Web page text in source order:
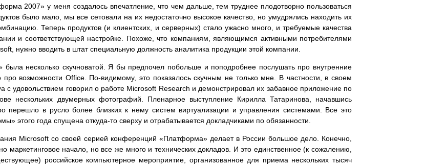
2007» у меня создалось впечатление, что чем дальше, тем труднее плодотворно пользоваться
было мало, мы все сетовали на их недостаточно высокое качество, но умудрялись находить их
Теперь продуктов (и клиентских, и серверных) стало ужасно много, и требуемые качества
и соответствующей настройке. Похоже, что компаниям, являющимся активными потребителями
нужно вводить в штат специальную должность аналитика продукции этой компании.
несколько скучноватой. Я бы предпочел побольше и поподробнее послушать про внутренние
возможности Office. По-видимому, это показалось скучным не только мне. В частности, в своем
удовольствием говорил о работе Microsoft Research и демонстрировал их забавное приложение по
нескольких двумерных фотографий. Пленарное выступление Кирилла Татаринова, начавшись
перешло в русло более близких к нему систем виртуализации и управления системами. Все это
этого года спущена откуда-то сверху и отрабатывается докладчиками по обязанности.
Microsoft со своей серией конференций «Платформа» делает в России большое дело. Конечно,
маркетинговое начало, но все же много и технических докладов. И это единственное (к сожалению,
российское компьютерное мероприятие, организованное для приема нескольких тысяч